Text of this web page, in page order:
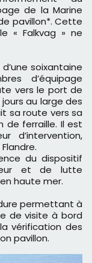
de la Marine
pavillon*. Cette
« Falkvag » ne
soixantaine
d’équipage
vers le port de
au large des
sa route vers sa
de ferraille. Il est
d’intervention,
du dispositif
et de lutte
haute mer.
permettant à
de visite à bord
vérification des
pavillon.